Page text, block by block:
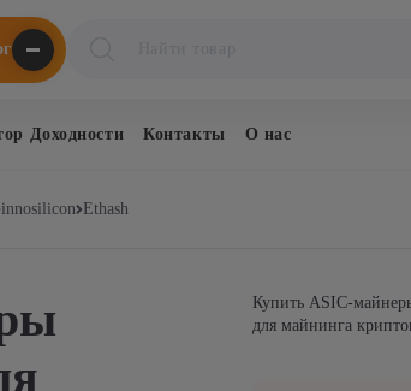
товаров
Доходности Контакты О нас
innosilicon Ethash
Купить ASIC-
для майнинга